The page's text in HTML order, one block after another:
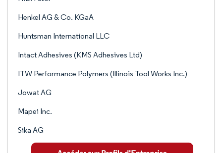
Henkel AG & Co. KGaA
Huntsman International LLC
Intact Adhesives (KMS Adhesives Ltd)
ITW Performance Polymers (Illinois Tool Works Inc.)
Jowat AG
Mapei Inc.
Sika AG